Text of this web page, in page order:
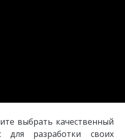
выбрать качественный
для разработки своих